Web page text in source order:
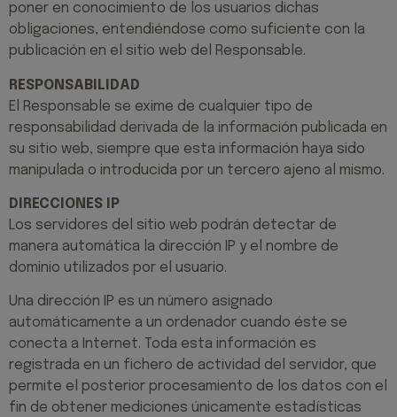
poner en conocimiento de los usuarios dichas
obligaciones, entendiéndose como suficiente con la
publicación en el sitio web del Responsable.
RESPONSABILIDAD
El Responsable se exime de cualquier tipo de
responsabilidad derivada de la información publicada en
su sitio web, siempre que esta información haya sido
manipulada o introducida por un tercero ajeno al mismo.
DIRECCIONES IP
Los servidores del sitio web podrán detectar de
manera automática la dirección IP y el nombre de
dominio utilizados por el usuario.
Una dirección IP es un número asignado
automáticamente a un ordenador cuando éste se
conecta a Internet. Toda esta información es
registrada en un fichero de actividad del servidor, que
permite el posterior procesamiento de los datos con el
fin de obtener mediciones únicamente estadísticas